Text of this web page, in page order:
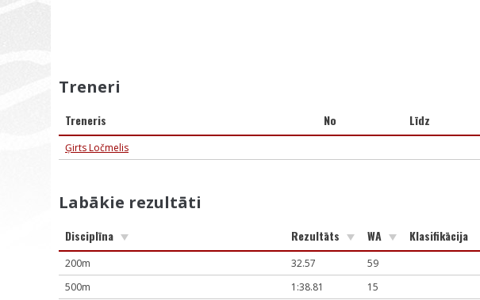
Treneri
Treneris No Līdz
Ģirts Ločmelis
Labākie rezultāti
Disciplīna Rezultāts WA Klasifikācija
200m 32.57 59
500m
1:38.81 15